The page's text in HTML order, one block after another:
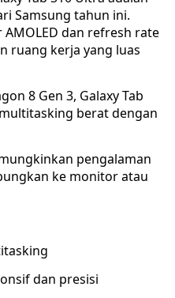
Samsung tahun ini.
AMOLED dan refresh rate
ruang kerja yang luas
8 Gen 3, Galaxy Tab
berat dengan
pengalaman
ke monitor atau
dan presisi